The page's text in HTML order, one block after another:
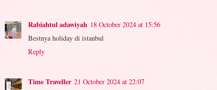
Rabiahtul adawiyah 18 October 2024 at 15:56
Bestnya holiday di istanbul
Reply
Time Traveller 21 October 2024 at 22:07